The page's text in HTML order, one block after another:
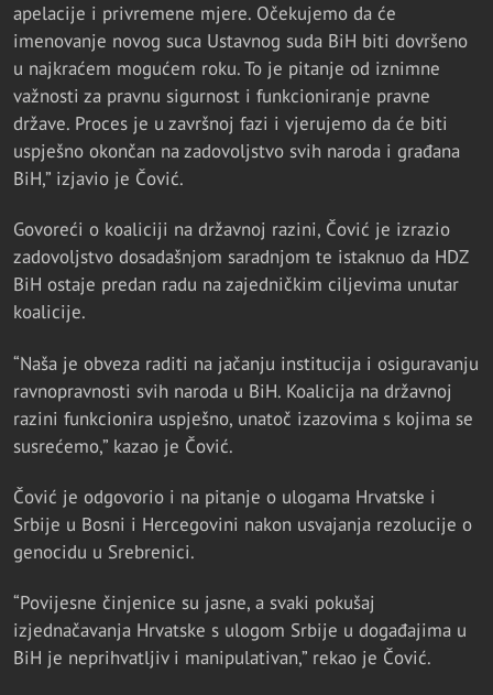
apelacije i privremene mjere. Očekujemo da će
imenovanje novog suca Ustavnog suda BiH biti dovršeno
u najkraćem mogućem roku. To je pitanje od iznimne
važnosti za pravnu sigurnost i funkcioniranje pravne
države. Proces je u završnoj fazi i vjerujemo da će biti
uspješno okončan na zadovoljstvo svih naroda i građana
BiH,” izjavio je Čović.
Govoreći o koaliciji na državnoj razini, Čović je izrazio
zadovoljstvo dosadašnjom saradnjom te istaknuo da HDZ
BiH ostaje predan radu na zajedničkim ciljevima unutar
koalicije.
“Naša je obveza raditi na jačanju institucija i osiguravanju
ravnopravnosti svih naroda u BiH. Koalicija na državnoj
razini funkcionira uspješno, unatoč izazovima s kojima se
susrećemo,” kazao je Čović.
Čović je odgovorio i na pitanje o ulogama Hrvatske i
Srbije u Bosni i Hercegovini nakon usvajanja rezolucije o
genocidu u Srebrenici.
“Povijesne činjenice su jasne, a svaki pokušaj
izjednačavanja Hrvatske s ulogom Srbije u događajima u
BiH je neprihvatljiv i manipulativan,” rekao je Čović.